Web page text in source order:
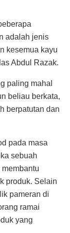
adalah jenis
kesemua kayu
Abdul Razak.
paling mahal
beliau berkata,
berpatutan dan
pada masa
sebuah
produk. Selain
pameran di
ramai
yang